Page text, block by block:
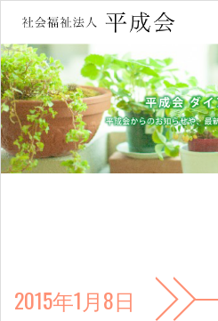
2015年1月8日